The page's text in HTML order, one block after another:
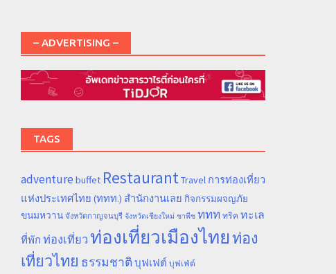
– ADVERTISING –
TAGS
adventure buffet RestaurantTravel การท่องเที่ยว
แห่งประเทศไทย (ททท.) สำนักงานเลย กิจกรรมผจญภัย
ขนมหวาน จังหวัดกาญจนบุรี จังหวัดเชียงใหม่ ชาพีช ททท ทริค ทะเล
ที่พัก ท่องเที่ยวท่องเที่ยวเมืองไทยท่อง
เที่ยวไทย ธรรมชาติ บุฟเฟต์ บุฟเฟ่ต์